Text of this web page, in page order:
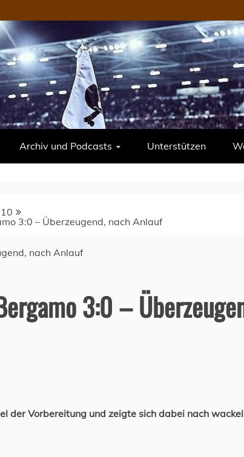
Archiv und Podcasts Unterstützen
10
3:0 – Überzeugend, nach Anlauf
3:0 –
der Vorbereitung und zeigte sich dabei nach